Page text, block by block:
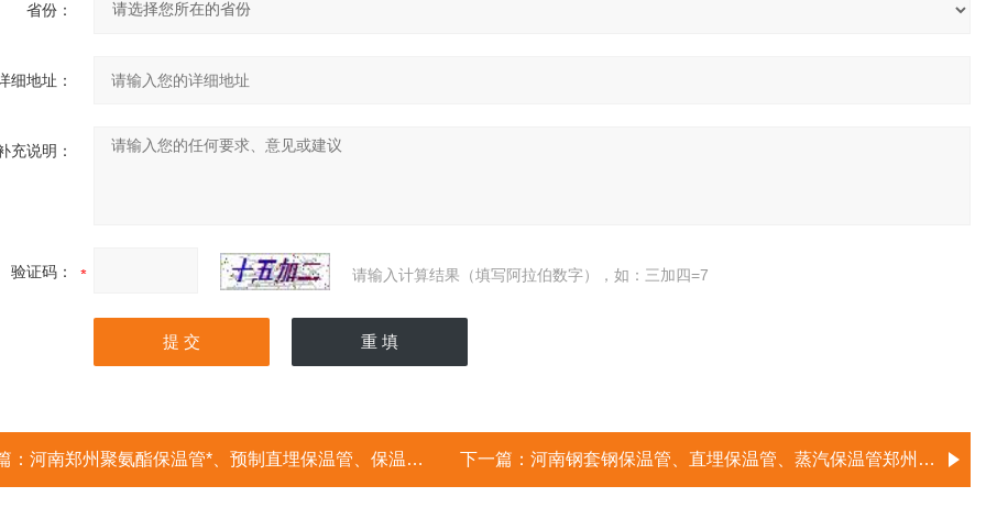
省份：
细地址：
充说明：
验证码： 请输入计算结果（填写阿拉伯数字），如：三加四=7
： 河南郑州聚氨酯保温管*、预制直埋保温管、保温管厂家 下一篇： 河南钢套钢保温管、直埋保温管、蒸汽保温管郑州生产厂家